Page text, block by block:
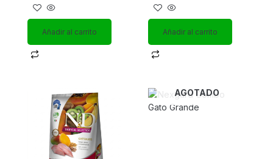
Añadir al carrito Añadir al carrito
AGOTADO